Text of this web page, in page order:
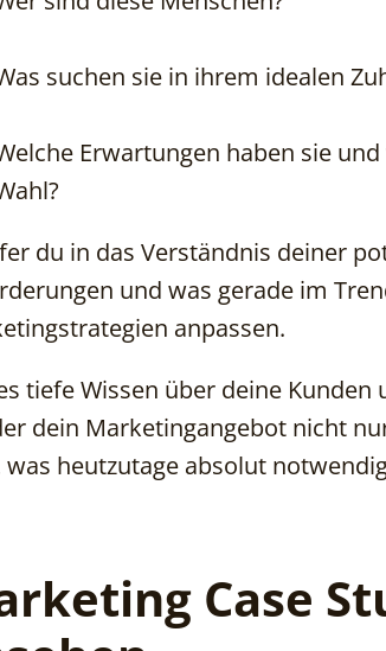
suchen sie in ihrem idealen
Erwartungen haben sie
du in das Verständnis deiner
und was gerade im
anpassen.
tiefe Wissen über deine
dein Marketingangebot nicht
heutzutage absolut
Case